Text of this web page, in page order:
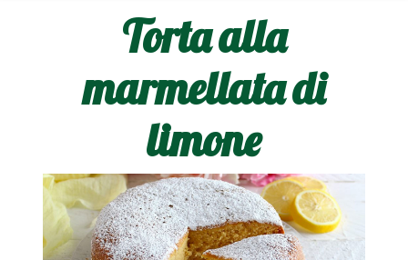
Torta alla
marmellata di
limone